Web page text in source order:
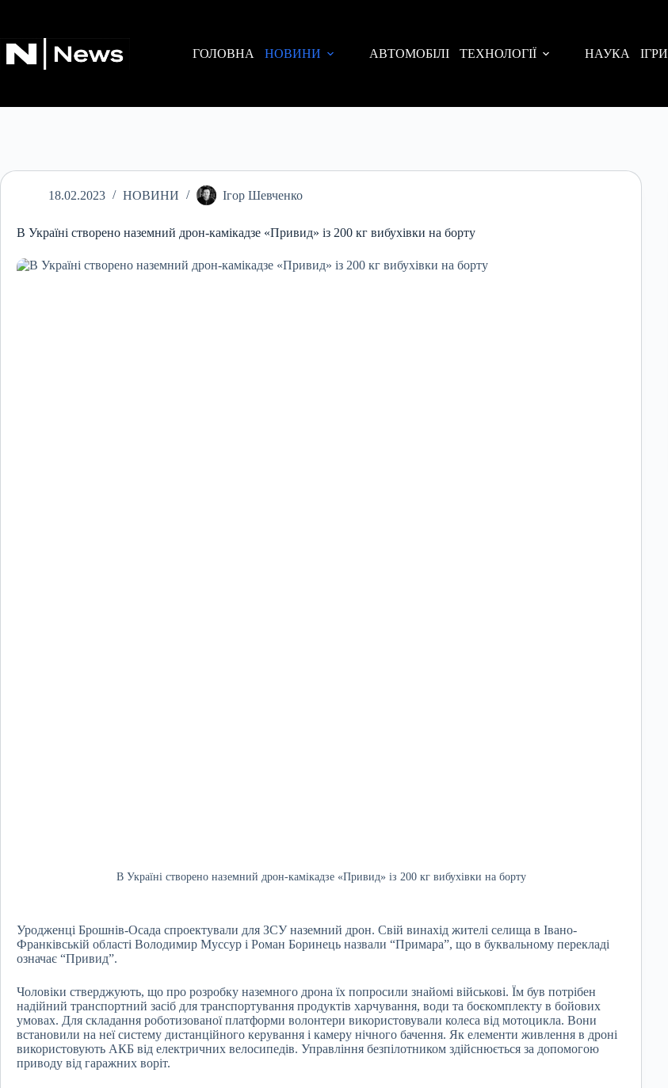
ГОЛОВНА
НОВИНИ АВТОМОБІЛІ ТЕХНОЛОГІЇ НАУКА ІГРИ
18.02.2023 НОВИНИ Ігор Шевченко
В Україні створено наземний дрон-камікадзе «Привид» із 200 кг вибухівки на борту
В Україні створено наземний дрон-камікадзе «Привид» із 200 кг вибухівки на борту
Уродженці Брошнів-Осада спроектували для ЗСУ наземний дрон. Свій винахід жителі селища в Івано-
Франківській області Володимир Муссур і Роман Боринець назвали “Примара”, що в буквальному перекладі
означає “Привид”.
Чоловіки стверджують, що про розробку наземного дрона їх попросили знайомі військові. Їм був потрібен
надійний транспортний засіб для транспортування продуктів харчування, води та боєкомплекту в бойових
умовах. Для складання роботизованої платформи волонтери використовували колеса від мотоцикла. Вони
встановили на неї систему дистанційного керування і камеру нічного бачення. Як елементи живлення в дроні
використовують АКБ від електричних велосипедів. Управління безпілотником здійснюється за допомогою
приводу від гаражних воріт.